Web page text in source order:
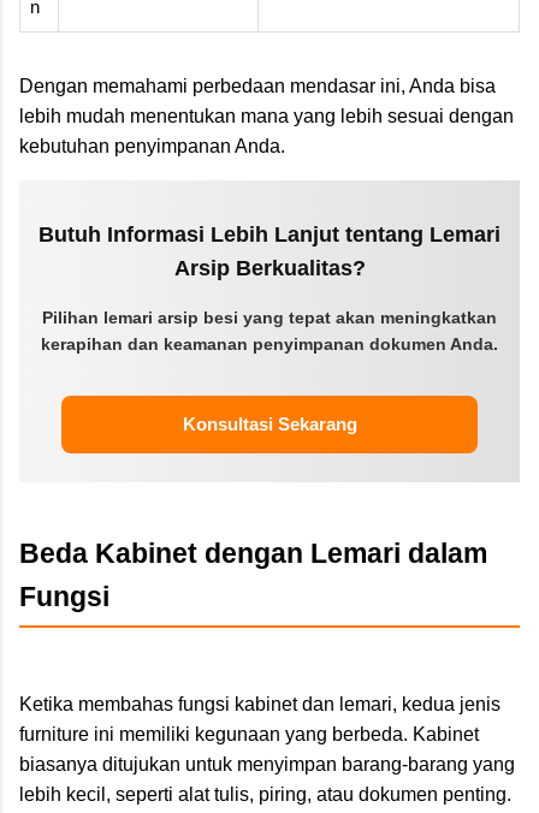
n
Dengan memahami perbedaan mendasar ini, Anda bisa
lebih mudah menentukan mana yang lebih sesuai dengan
kebutuhan penyimpanan Anda.
Butuh Informasi Lebih Lanjut tentang Lemari
Arsip Berkualitas?
Pilihan lemari arsip besi yang tepat akan meningkatkan
kerapihan dan keamanan penyimpanan dokumen Anda.
Konsultasi Sekarang
Beda Kabinet dengan Lemari dalam
Fungsi
Ketika membahas fungsi kabinet dan lemari, kedua jenis
furniture ini memiliki kegunaan yang berbeda. Kabinet
biasanya ditujukan untuk menyimpan barang-barang yang
lebih kecil, seperti alat tulis, piring, atau dokumen penting.